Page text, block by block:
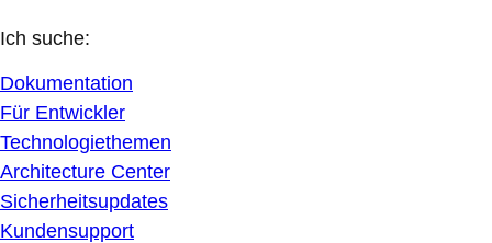
Ich suche:
Dokumentation
Für Entwickler
Technologiethemen
Architecture Center
Sicherheitsupdates
Kundensupport